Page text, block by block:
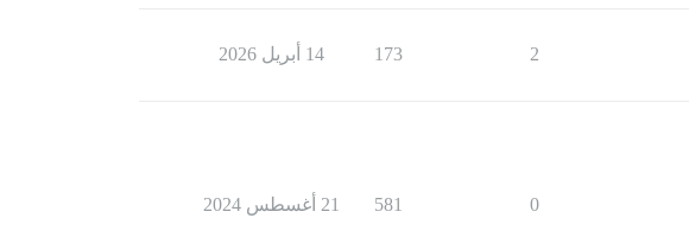
2
173 14 أبريل 2026
0
581 21 أغسطس 2024